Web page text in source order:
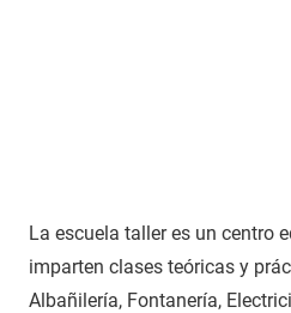
La escuela taller es un centro
imparten clases teóricas y
Albañilería, Fontanería,